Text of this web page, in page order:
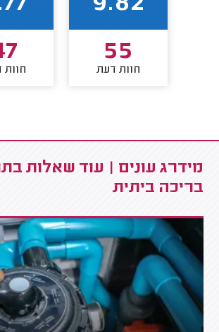
55
חוות דעת חוות
מידרג עונים | עוד שאלות
בריכה ביתית